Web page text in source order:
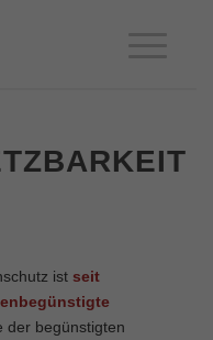
ist seit
der begünstigten